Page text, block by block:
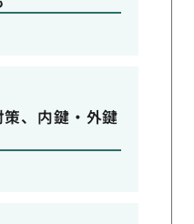
策、内鍵・外鍵